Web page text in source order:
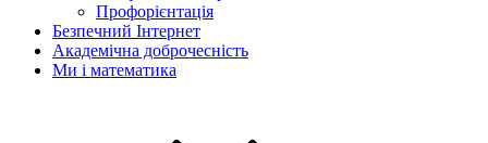
Профорієнтація
Безпечний Інтернет
Академічна доброчесність
Ми і математика